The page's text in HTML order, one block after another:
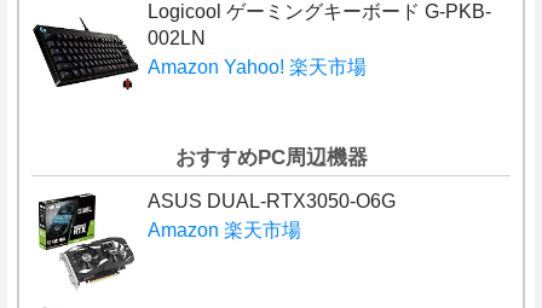
Logicool ゲーミングキーボード G-PKB-
002LN
Amazon Yahoo! 楽天市場
おすすめPC周辺機器
ASUS DUAL-RTX3050-O6G
Amazon 楽天市場